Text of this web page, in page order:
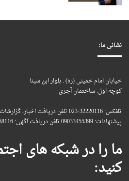
نشانی ما:
خیابان امام خمینی (ره) . بلوار ابن سینا
کوچه اول. ساختمان آجری
تلفکس: 32220116-023 تلفن دریافت اخبار، گزارشات، انتقادات و
پیشنهادات: 09033455399 تلفن دریافت آگهی: 09353868116
ما را در شبکه های
کنید: